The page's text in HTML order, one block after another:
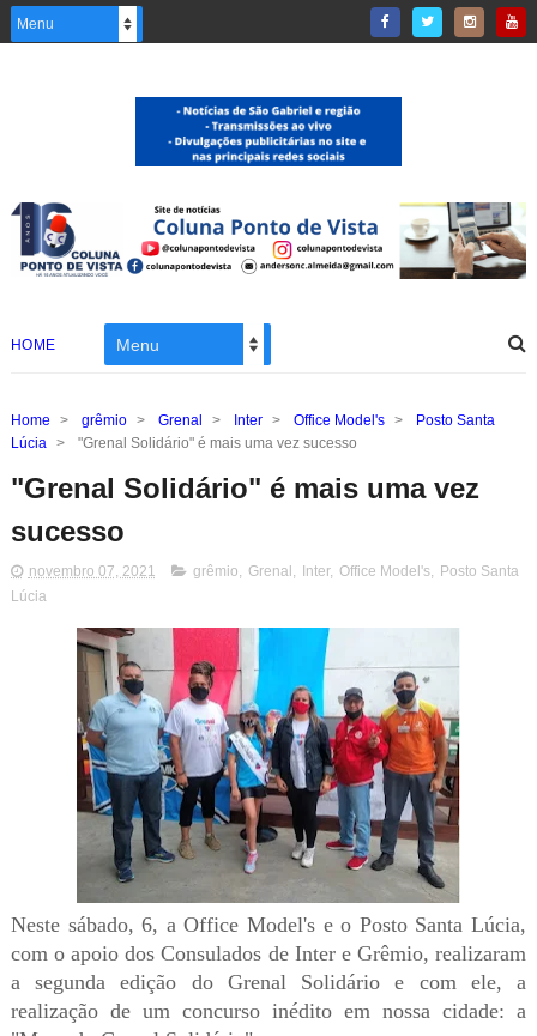
HOME
Home > grêmio > Grenal > Inter > Office Model's >
Posto Santa
Lúcia > "Grenal Solidário" é mais uma vez sucesso
"Grenal Solidário" é mais uma vez
sucesso
novembro 07, 2021 grêmio, Grenal , Inter, Office Model's, Posto Santa
Lúcia
Neste sábado, 6, a Office Model's e o Posto Santa Lúcia,
com o apoio dos Consulados de Inter e Grêmio, realizaram
a segunda edição do Grenal Solidário e com ele, a
realização de um concurso inédito em nossa cidade: a